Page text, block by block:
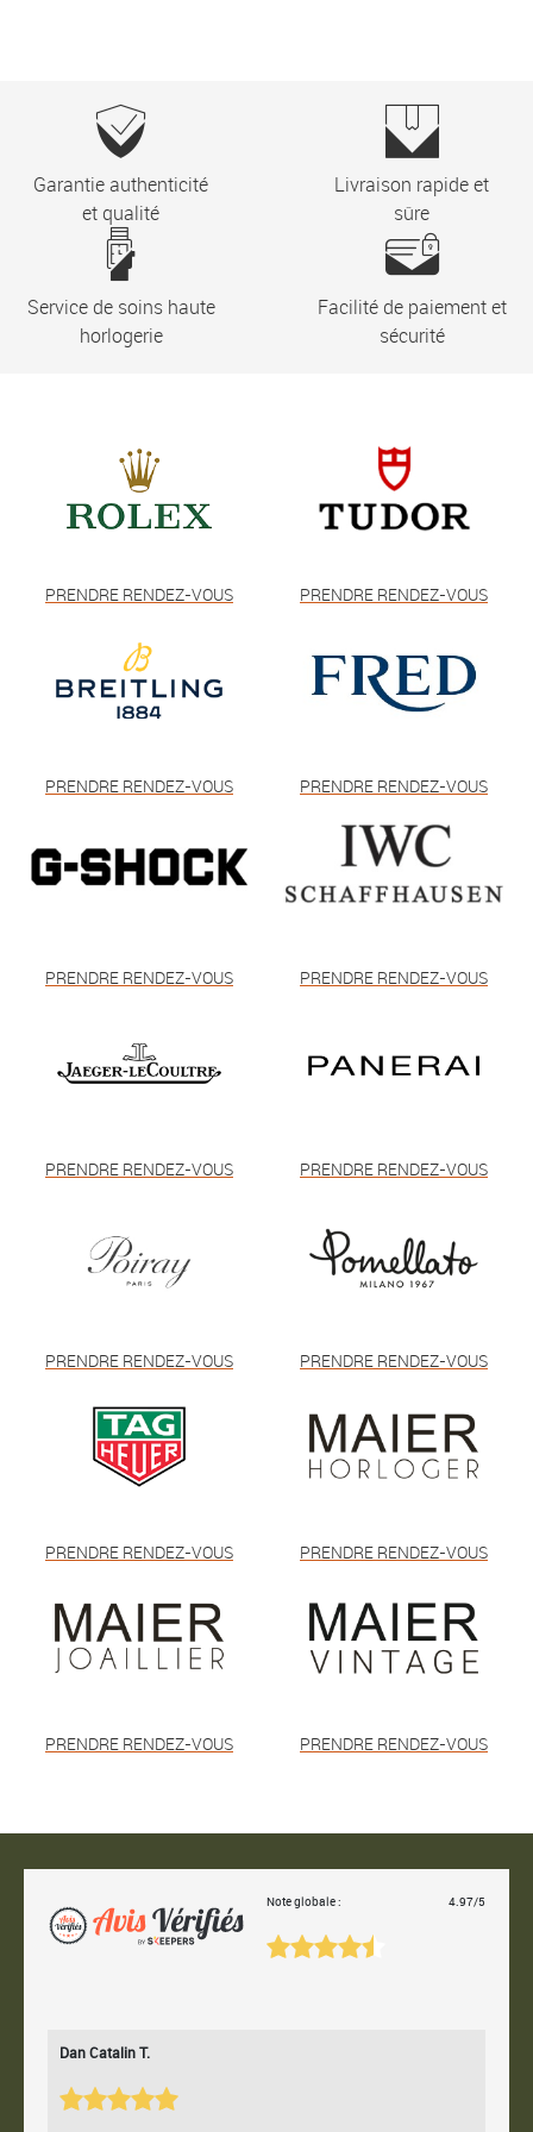
Garantie authenticité
et qualité
Livraison rapide et
sûre
Service de soins haute
horlogerie
Facilité de paiement et
sécurité
PRENDRE RENDEZ-VOUS PRENDRE RENDEZ-VOUS
PRENDRE RENDEZ-VOUS PRENDRE RENDEZ-VOUS
PRENDRE RENDEZ-VOUS PRENDRE RENDEZ-VOUS
PRENDRE RENDEZ-VOUS PRENDRE RENDEZ-VOUS
PRENDRE RENDEZ-VOUS PRENDRE RENDEZ-VOUS
PRENDRE RENDEZ-VOUS PRENDRE RENDEZ-VOUS
PRENDRE RENDEZ-VOUS PRENDRE RENDEZ-VOUS
Note globale : 4.97/5
Dan Catalin T.